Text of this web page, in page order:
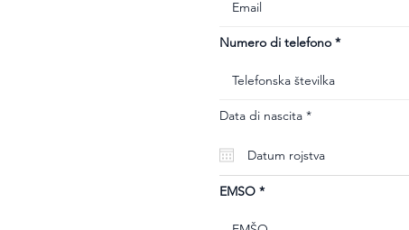
Numero di telefono
Data di nascita *r
u
i
r
EMSO